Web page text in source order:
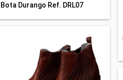
Bota Durango Ref. DRL07